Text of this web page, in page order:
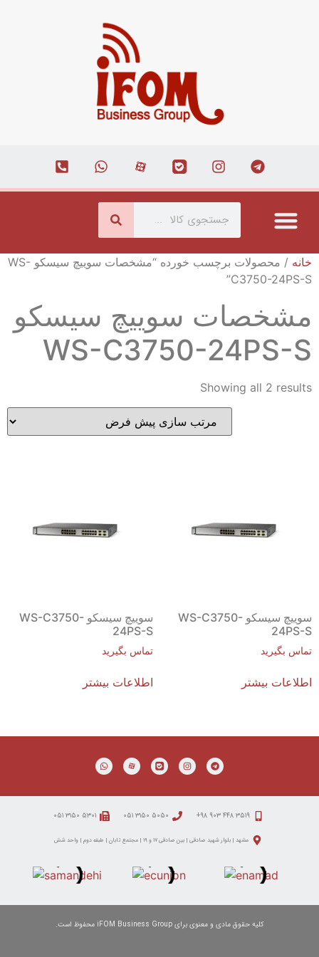
خانه
/ محصولات برچسب خورده “مشخصات سوییچ سیسکو WS-
C3750-24PS-S”
مشخصات سوییچ سیسکو
WS-C3750-24PS-S
Showing all 2 results
سوییچ سیسکو WS-C3750-
24PS-S
تماس بگیرید
اطلاعات بیشتر
سوییچ سیسکو WS-C3750-
24PS-S
تماس بگیرید
اطلاعات بیشتر
۳۵۱۹ ۴۴۸ ۹۰۳ ۹۸+ ۵۰۵۰ ۳۱۵۰ ۰۵۱ ۵۳۰۱ ۳۱۵۰ ۰۵۱
مشهد | بلوار شهید صادقی | بین صادقی ۱۷ و ۱۹ | مجتمع تابان | طبقه دوم | واحد شش
کلیه حقوق مادی و معنوی برای iFOM Business Group محفوظ است.